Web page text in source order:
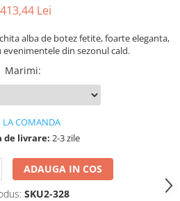
413,44 Lei
alba de botez fetite, foarte eleganta,
din sezonul cald.
Marimi:
LA COMANDA
de livrare: 2-3 zile
ADAUGA IN COS
SKU2-328